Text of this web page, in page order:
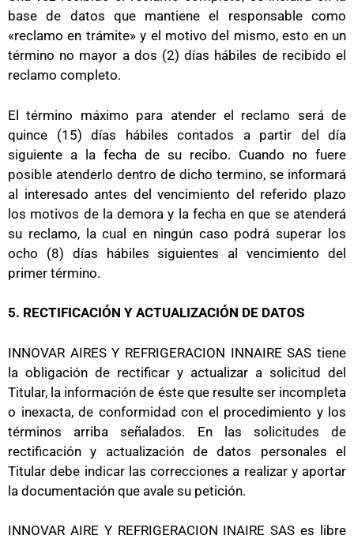
base de datos que mantiene el responsable como
«reclamo en trámite» y el motivo del mismo, esto en un
término no mayor a dos (2) días hábiles de recibido el
reclamo completo.
El término máximo para atender el reclamo será de
quince (15) días hábiles contados a partir del día
siguiente a la fecha de su recibo. Cuando no fuere
posible atenderlo dentro de dicho termino, se informará
al interesado antes del vencimiento del referido plazo
los motivos de la demora y la fecha en que se atenderá
su reclamo, la cual en ningún caso podrá superar los
ocho (8) días hábiles siguientes al vencimiento del
primer término.
5. RECTIFICACIÓN Y ACTUALIZACIÓN DE DATOS
INNOVAR AIRES Y REFRIGERACION INNAIRE SAS tiene
la obligación de rectificar y actualizar a solicitud del
Titular, la información de éste que resulte ser incompleta
o inexacta, de conformidad con el procedimiento y los
términos arriba señalados. En las solicitudes de
rectificación y actualización de datos personales el
Titular debe indicar las correcciones a realizar y aportar
la documentación que avale su petición.
INNOVAR AIRE Y REFRIGERACION INAIRE SAS es libre